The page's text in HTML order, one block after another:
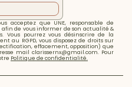
acceptez que UNE, responsable de
de vous informer de son actualité &
Vous pourrez vous désinscrire de la
au RGPD, vous disposez de droits sur
effacement, opposition) que
mail clarissernx@gmail.com. Pour
Politique de confidentialité.